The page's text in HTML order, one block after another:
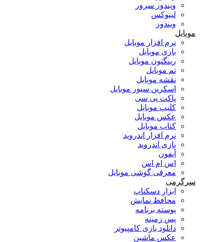
ویندوز سرور
لینوکس
ویندوز
موبایل
نرم افزار موبایل
بازی موبایل
رینگتون موبایل
تم موبایل
نقشه موبایل
اسکرین سیور موبایل
پاکت پی سی
کلیپ موبایل
عکس موبایل
کتاب موبایل
نرم افزار اندروید
بازی اندروید
آیفون
اس ام اس
معرفی گوشی موبایل
سرگرمی
ابزار دسکتاپ
محافظ نمایش
پوسته برنامه
پس زمینه
دانلود بازی کامپیوتر
عکس ماشین